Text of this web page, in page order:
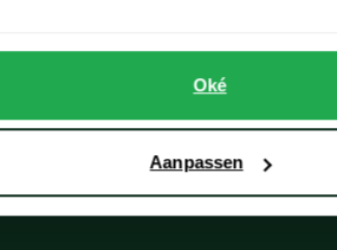
Oké
Aanpassen